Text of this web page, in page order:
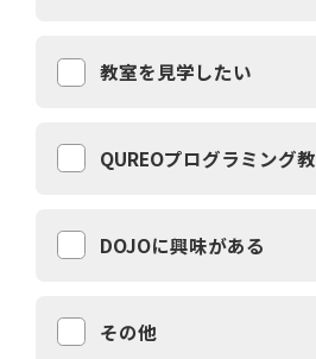
教室を見学したい
QUREOプログラミング
DOJOに興味がある
その他